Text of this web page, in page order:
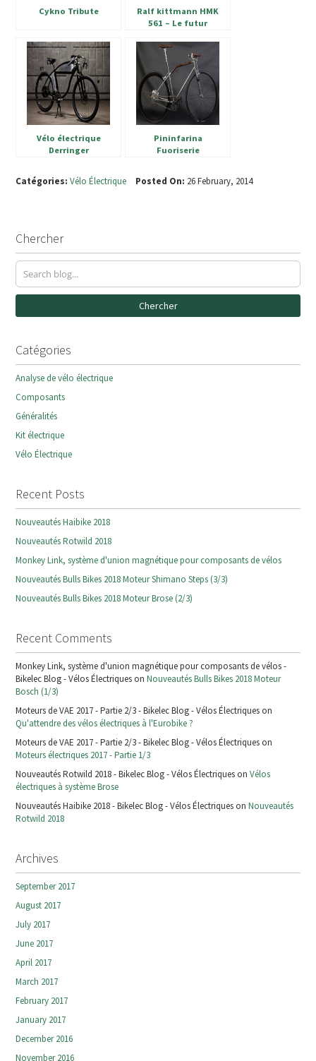
Cykno Tribute
Ralf kittmann HMK
561 – Le futur
Vélo électrique
Derringer
Pininfarina
Fuoriserie
Catégories: Vélo Électrique Posted On: 26 February, 2014
Chercher
Chercher
Catégories
Analyse de vélo électrique
Composants
Généralités
Kit électrique
Vélo Électrique
Recent Posts
Nouveautés Haibike 2018
Nouveautés Rotwild 2018
Monkey Link, système d'union magnétique pour composants de vélos
Nouveautés Bulls Bikes 2018 Moteur Shimano Steps (3/3)
Nouveautés Bulls Bikes 2018 Moteur Brose (2/3)
Recent Comments
Monkey Link, système d'union magnétique pour composants de vélos -
Bikelec Blog - Vélos Électriques onNouveautés Bulls Bikes 2018 Moteur
Bosch (1/3)
Moteurs de VAE 2017 - Partie 2/3 - Bikelec Blog - Vélos Électriques on
Qu'attendre des vélos électriques à l'Eurobike ?
Moteurs de VAE 2017 - Partie 2/3 - Bikelec Blog - Vélos Électriques on
Moteurs électriques 2017 - Partie 1/3
Nouveautés Rotwild 2018 - Bikelec Blog - Vélos Électriques onVélos
électriques à système Brose
Nouveautés Haibike 2018 - Bikelec Blog - Vélos Électriques onNouveautés
Rotwild 2018
Archives
September 2017
August 2017
July 2017
June 2017
April 2017
March 2017
February 2017
January 2017
December 2016
November 2016